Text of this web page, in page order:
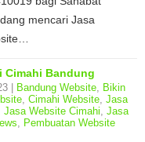
mencari Jasa
Cimahi Bandung
| Bandung Website, Bikin
, Cimahi Website, Jasa
Jasa Website Cimahi, Jasa
, Pembuatan Website